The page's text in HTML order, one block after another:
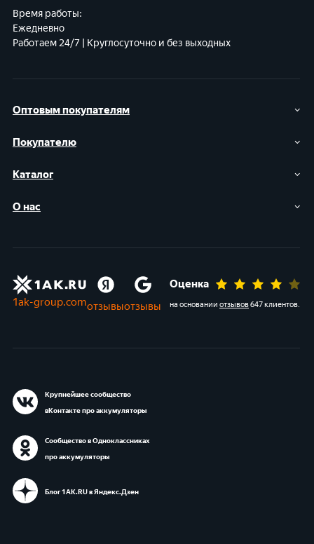
Оптовым покупателям
Покупателю
Каталог
О нас
Время работы:
Ежедневно
Работаем 24/7 | Круглосуточно и без выходных
1ak-group.comотзывыотзывы
Оценка
на основании отзывов647 клиентов.
Крупнейшее сообщество
вКонтакте про аккумуляторы
Сообщество в Одноклассниках
про аккумуляторы
Блог 1АК.RU в Яндекс.Дзен